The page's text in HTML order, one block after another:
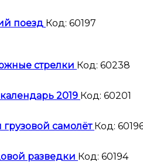
поезд Код: 60197
стрелки Код: 60238
2019 Код: 60201
грузовой самолёт Код:
разведки Код: 60194